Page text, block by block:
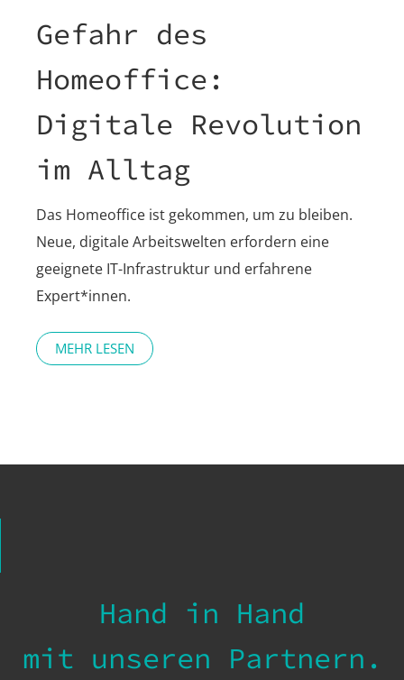
Gefahr des
Homeoffice:
Digitale Revolution
im Alltag
Das Homeoffice ist gekommen, um zu bleiben.
Neue, digitale Arbeitswelten erfordern eine
geeignete IT-Infrastruktur und erfahrene
Expert*innen.
MEHR LESEN
Hand in Hand
mit unseren Partnern.